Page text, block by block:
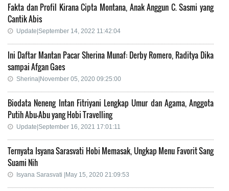
Fakta dan Profil Kirana Cipta Montana, Anak Anggun C. Sasmi yang
Cantik Abis
Update|September 14, 2022 11:42:04
Ini Daftar Mantan Pacar Sherina Munaf: Derby Romero, Raditya Dika
sampai Afgan Gaes
Sherina|November 05, 2020 09:25:00
Biodata Neneng Intan Fitriyani Lengkap Umur dan Agama, Anggota
Putih Abu-Abu yang Hobi Travelling
Update|September 16, 2021 17:01:11
Ternyata Isyana Sarasvati Hobi Memasak, Ungkap Menu Favorit Sang
Suami Nih
Isyana Sarasvati |May 15, 2020 21:09:53